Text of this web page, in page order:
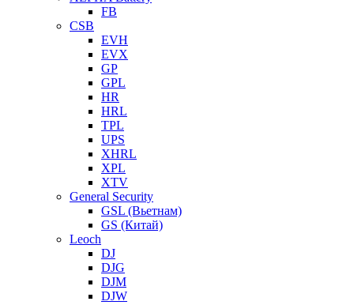
FB
CSB
EVH
EVX
GP
GPL
HR
HRL
TPL
UPS
XHRL
XPL
XTV
General Security
GSL (Вьетнам)
GS (Китай)
Leoch
DJ
DJG
DJM
DJW